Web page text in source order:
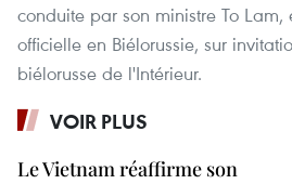
conduite par son ministre To Lam,
officielle en Biélorussie, sur
biélorusse de l'Intérieur.
VOIR PLUS
Le Vietnam réaffirme son